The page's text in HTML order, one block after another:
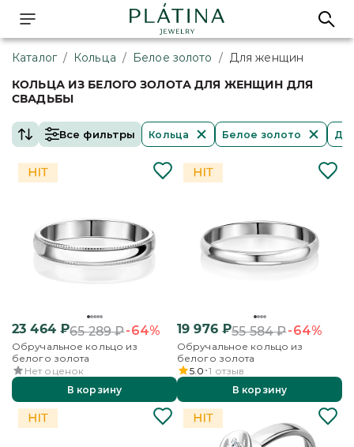
Каталог / Кольца / Белое золото / Для женщин
КОЛЬЦА ИЗ БЕЛОГО ЗОЛОТА ДЛЯ ЖЕНЩИН ДЛЯ
СВАДЬБЫ
Все фильтры Кольца Белое золото
23 464₽65 289₽-64%
Обручальное кольцо из
белого золота
Нет оценок
В корзину
19 976₽55 584₽-64%
Обручальное кольцо из
белого золота
5.0 1 отзыв
В корзину